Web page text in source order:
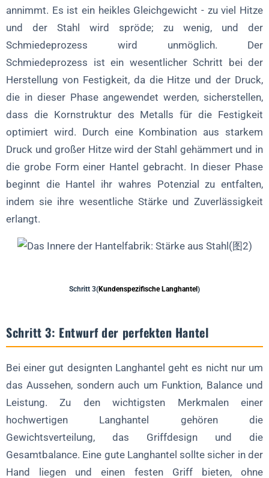
annimmt. Es ist ein heikles Gleichgewicht - zu viel Hitze
und der Stahl wird spröde; zu wenig, und der
Schmiedeprozess wird unmöglich. Der
Schmiedeprozess ist ein wesentlicher Schritt bei der
Herstellung von Festigkeit, da die Hitze und der Druck,
die in dieser Phase angewendet werden, sicherstellen,
dass die Kornstruktur des Metalls für die Festigkeit
optimiert wird. Durch eine Kombination aus starkem
Druck und großer Hitze wird der Stahl gehämmert und in
die grobe Form einer Hantel gebracht. In dieser Phase
beginnt die Hantel ihr wahres Potenzial zu entfalten,
indem sie ihre wesentliche Stärke und Zuverlässigkeit
erlangt.
Schritt 3(Kundenspezifische Langhantel)
Schritt 3: Entwurf der perfekten Hantel
Bei einer gut designten Langhantel geht es nicht nur um
das Aussehen, sondern auch um Funktion, Balance und
Leistung. Zu den wichtigsten Merkmalen einer
hochwertigen Langhantel gehören die
Gewichtsverteilung, das Griffdesign und die
Gesamtbalance. Eine gute Langhantel sollte sicher in der
Hand liegen und einen festen Griff bieten, ohne